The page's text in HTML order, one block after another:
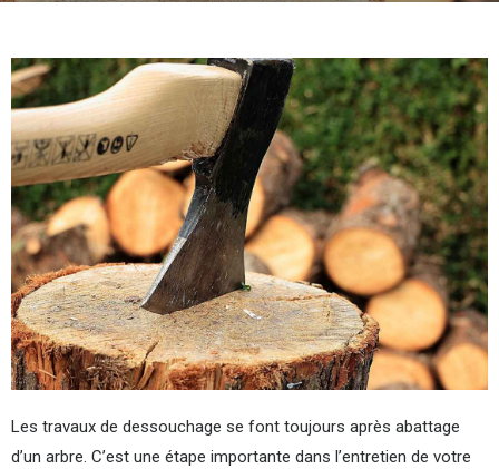
Les travaux de dessouchage se font toujours après abattage
d’un arbre. C’est une étape importante dans l’entretien de votre